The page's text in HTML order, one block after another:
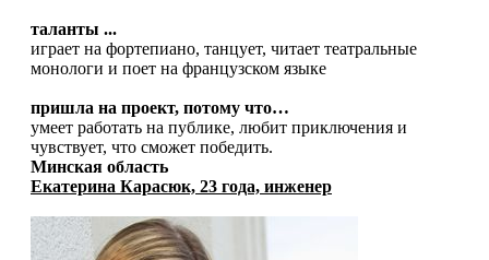
таланты ...
играет на фортепиано, танцует, читает театральные
монологи и поет на французском языке
пришла на проект, потому что…
умеет работать на публике, любит приключения и
чувствует, что сможет победить.
Минская область
Екатерина Карасюк, 23 года, инженер